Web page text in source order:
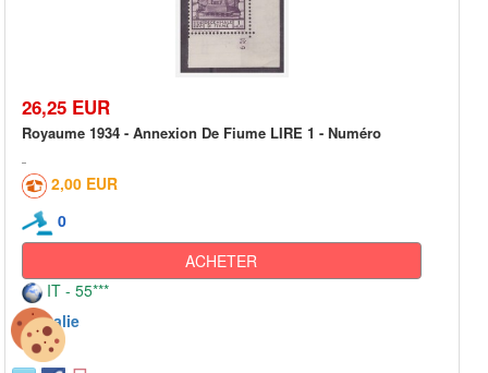
26,25 EUR
Royaume 1934 - Annexion De Fiume LIRE 1 - Numéro
2,00 EUR
0
ACHETER
IT - 55***
Italie